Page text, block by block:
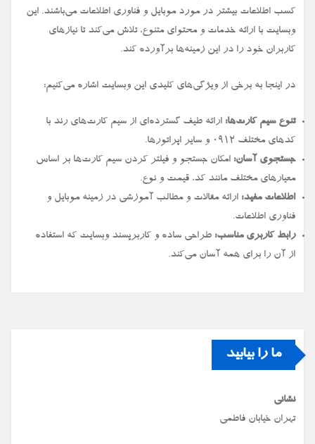
کسب اطلاعات بیشتر در مورد موبایل و فناوری اطلاعات می‌باشند. این
وبسایت با ارائه خدمات و محتوای متنوع، تلاش می‌کند تا نیازهای
کاربران خود را در این زمینه‌ها برآورده کند.
در اینجا به برخی از ویژگی‌های کلیدی این وبسایت اشاره می‌کنیم:
تنوع سیم کارت‌ها: ارائه طیف گسترده‌ای از سیم کارت‌های رند با
کدهای مختلف ۰۹۱۲ و سایر اپراتورها.
جستجوی آسان: امکان جستجو و فیلتر کردن سیم کارت‌ها بر اساس
معیارهای مختلف مانند کد، قیمت و نوع.
اطلاعات مفید: ارائه مقالات و مطالب آموزشی در زمینه موبایل و
فناوری اطلاعات.
رابط کاربری مناسب: طراحی ساده و کاربرپسند وبسایت که استفاده
از آن را برای همه آسان می‌کند.
ما را بیابید
نشانی
تهران خیابان فاطمی